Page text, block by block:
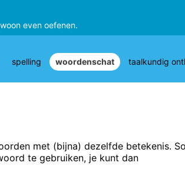
even oefenen.
spelling woordenschat taalkundig
met (bijna) dezelfde betekenis.
te gebruiken, je kunt dan